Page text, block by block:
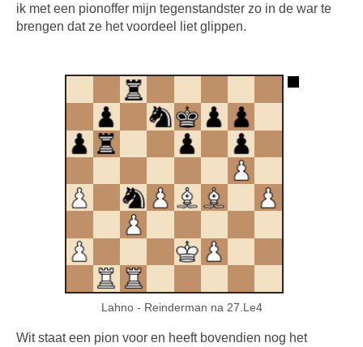
ik met een pionoffer mijn tegenstandster zo in de war te
brengen dat ze het voordeel liet glippen.
Lahno - Reinderman na 27.Le4
Wit staat een pion voor en heeft bovendien nog het